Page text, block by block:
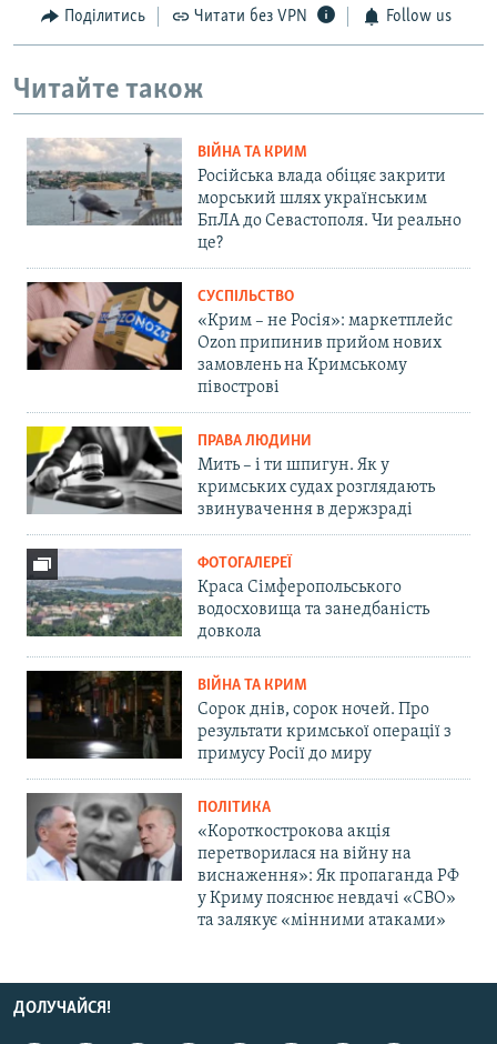
Поділитись Читати без VPN Follow us
Читайте також
ВІЙНА ТА КРИМ
Російська влада обіцяє закрити
морський шлях українським
БпЛА до Севастополя. Чи реально
це?
СУСПІЛЬСТВО
«Крим – не Росія»: маркетплейс
Ozon припинив прийом нових
замовлень на Кримському
півострові
ПРАВА ЛЮДИНИ
Мить – і ти шпигун. Як у
кримських судах розглядають
звинувачення в держзраді
ФОТОГАЛЕРЕЇ
Краса Сімферопольського
водосховища та занедбаність
довкола
ВІЙНА ТА КРИМ
Сорок днів, сорок ночей. Про
результати кримської операції з
примусу Росії до миру
ПОЛІТИКА
«Короткострокова акція
перетворилася на війну на
виснаження»: Як пропаганда РФ
у Криму пояснює невдачі «СВО»
та залякує «мінними атаками»
ДОЛУЧАЙСЯ!